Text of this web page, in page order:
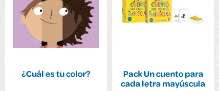
¿Cuál es tu color?
Pack Un cuento para
cada letra mayúscula